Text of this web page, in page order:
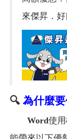
來傑昇．好
🔍 為什麼要
Word使用